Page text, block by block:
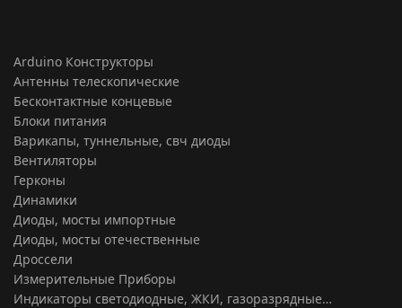
Arduino Конструкторы
Антенны телескопические
Бесконтактные концевые
Блоки питания
Варикапы, туннельные, свч диоды
Вентиляторы
Герконы
Динамики
Диоды, мосты импортные
Диоды, мосты отечественные
Дроссели
Измерительные Приборы
Индикаторы светодиодные, ЖКИ, газоразрядные…